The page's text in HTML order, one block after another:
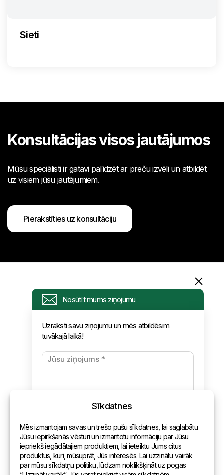
Sieti
Konsultācijas visos jautājumos
Mūsu speciālisti ir gatavi palīdzēt ar preču izvēli un atbildēt
uz visiem jūsu jautājumiem.
Pierakstīties uz konsultāciju
Nosūtīt mums ziņojumu
Uzraksti savu ziņojumu un mēs atbildēsim
tuvākajā laikā!
Informācija
Pieprasījums
Apmaksa un piegāde
Kontakti
Vispārēja informācija
Pārstāvniecības pasaulē
Adrese
Sīkdatnes
Mēs izmantojam savas un trešo pušu sīkdatnes, lai saglabātu
Jūsu iepirkšanās vēsturi un izmantotu informāciju par Jūsu
iepriekš iegādātajiem produktiem, lai ieteiktu Jums citus
produktus, kuri, mūsuprāt, Jūs interesēs. Lai uzzinātu vairāk
par mūsu sīkdatņu politiku, lūdzam noklikšķināt uz pogas